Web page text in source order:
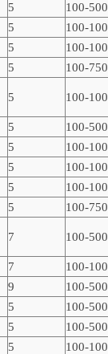
5
100-500
5
100-
5
100-
5 100-750
5 100-
5
100-500
5
100-
5
100-
5
100-
5 100-750
7 100-500
7
100-
9
100-500
5
100-500
5
100-500
5 100-